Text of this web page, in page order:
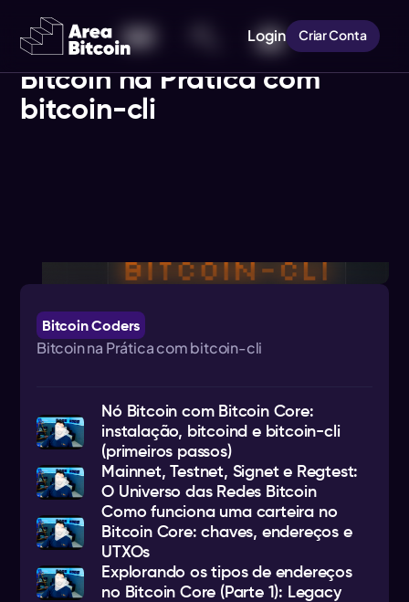
Login Criar Conta
Voltar
Bitcoin na Prática com
bitcoin-cli
Bitcoin Coders
Bitcoin na Prática com bitcoin-cli
Nó Bitcoin com Bitcoin Core:
instalação, bitcoind e bitcoin-cli
(primeiros passos)
Mainnet, Testnet, Signet e Regtest:
O Universo das Redes Bitcoin
Como funciona uma carteira no
Bitcoin Core: chaves, endereços e
UTXOs
Explorando os tipos de endereços
no Bitcoin Core (Parte 1): Legacy